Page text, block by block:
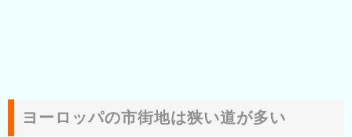
ヨーロッパの市街地は狭い道が多い